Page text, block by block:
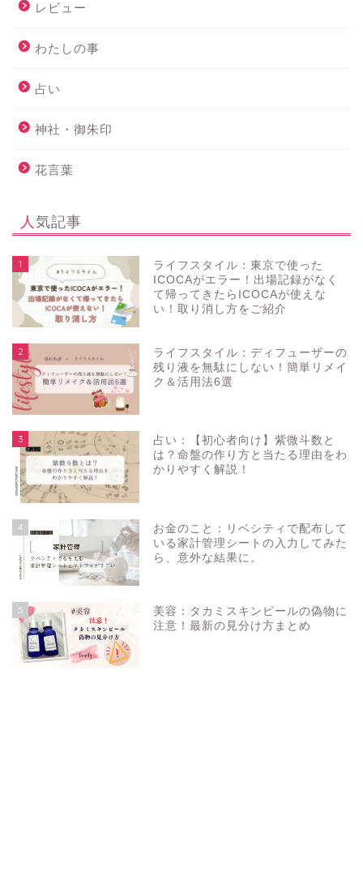
レビュー
わたしの事
占い
神社・御朱印
花言葉
人気記事
1
ライフスタイル：東京で使った
ICOCAがエラー！出場記録がなく
て帰ってきたらICOCAが使えな
い！取り消し方をご紹介
2
ライフスタイル：ディフューザーの
残り液を無駄にしない！簡単リメイ
ク＆活用法6選
3
占い：【初心者向け】紫微斗数と
は？命盤の作り方と当たる理由をわ
かりやすく解説！
4
お金のこと：リベシティで配布して
いる家計管理シートの入力してみた
ら、意外な結果に。
5
美容：タカミスキンピールの偽物に
注意！最新の見分け方まとめ